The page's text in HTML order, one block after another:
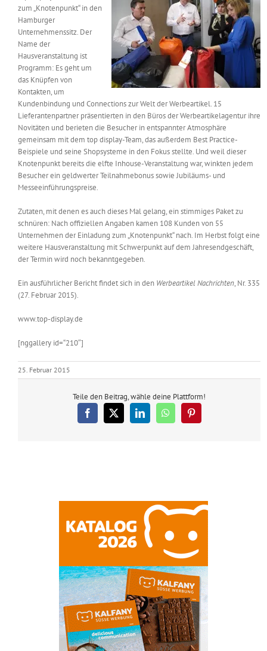
Messen & Events
Unternehmen
Interviews
Wissen
Product Guide
Jobshop
Suche
nach:
zum „Knotenpunkt“ in den
Hamburger
Unternehmenssitz. Der
Name der
Hausveranstaltung ist
Programm: Es geht um
das Knüpfen von
Kontakten, um
Kundenbindung und Connections zur Welt der Werbeartikel. 15
Lieferantenpartner präsentierten in den Büros der Werbeartikelagentur ihre
Novitäten und berieten die Besucher in entspannter Atmosphäre
gemeinsam mit dem top display-Team, das außerdem Best Practice-
Beispiele und seine Shopsysteme in den Fokus stellte. Und weil dieser
Knotenpunkt bereits die elfte Inhouse-Veranstaltung war, winkten jedem
Besucher ein geldwerter Teilnahmebonus sowie Jubiläums- und
Messeeinführungspreise.
Zutaten, mit denen es auch dieses Mal gelang, ein stimmiges Paket zu
schnüren: Nach offiziellen Angaben kamen 108 Kunden von 55
Unternehmen der Einladung zum „Knotenpunkt“ nach. Im Herbst folgt eine
weitere Hausveranstaltung mit Schwerpunkt auf dem Jahresendgeschäft,
der Termin wird noch bekanntgegeben.
Ein ausführlicher Bericht findet sich in den Werbeartikel Nachrichten, Nr. 335
(27. Februar 2015).
www.top-display.de
[nggallery id=“210″]
25. Februar 2015
Teile den Beitrag, wähle deine Plattform!
Facebook
X LinkedInWhatsAppPinterest